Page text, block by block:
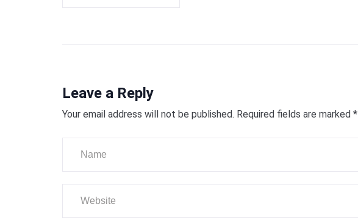
Leave a Reply
Your email address will not be published. Required fields are marked *